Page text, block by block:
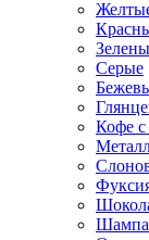
Серые
Кофе